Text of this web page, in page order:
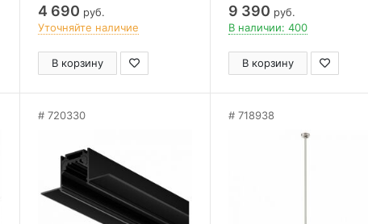
4 690 руб.
Уточняйте наличие
В корзину
9 390 руб.
В наличии: 400
В корзину
720330 718938